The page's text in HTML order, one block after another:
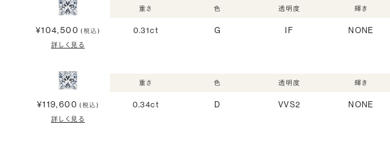
¥104,500 (税込)
詳しく見る
重さ
0.31ct
色
G
透明度
IF
輝き
NONE
¥119,600 (税込)
詳しく見る
重さ
0.34ct
色
D
透明度
VVS2
輝き
NONE